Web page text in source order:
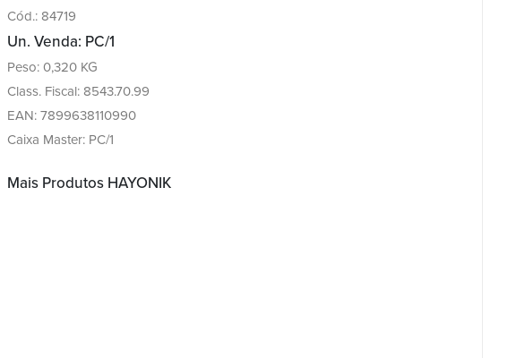
Cód.: 84719
Un. Venda: PC/1
Peso: 0,320 KG
Class. Fiscal: 8543.70.99
EAN: 7899638110990
Caixa Master: PC/1
Mais Produtos HAYONIK